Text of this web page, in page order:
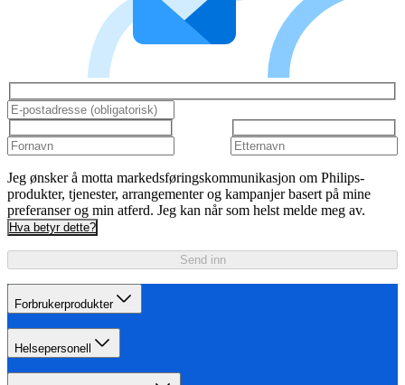
Jeg ønsker å motta markedsføringskommunikasjon om Philips-
produkter, tjenester, arrangementer og kampanjer basert på mine
preferanser og min atferd. Jeg kan når som helst melde meg av.
Hva betyr dette?
Send inn
Forbrukerprodukter
Helsepersonell